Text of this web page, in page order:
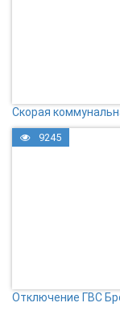
Скорая
9245
Отключение ГВС